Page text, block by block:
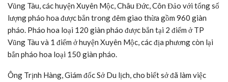
Vũng Tàu, các huyện Xuyên Mộc, Châu Đức, Côn Đảo với tổng số
lượng pháo hoa được bắn trong đêm giao thừa gồm 960 giàn
pháo. Pháo hoa loại 120 giàn pháo được bắn tại 2 điểm ở TP
Vũng Tàu và 1 điểm ở huyện Xuyên Mộc, các địa phương còn lại
bắn pháo hoa loại 150 giàn pháo.
Ông Trịnh Hàng, Giám đốc Sở Du lịch, cho biết sở đã làm việc